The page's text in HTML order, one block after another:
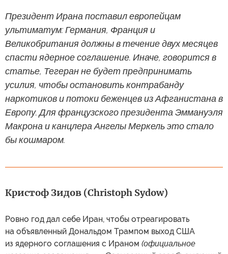
Президент Ирана поставил европейцам
ультиматум: Германия, Франция и
Великобритания должны в течение двух месяцев
спасти ядерное соглашение. Иначе, говорится в
статье, Тегеран не будет предпринимать
усилия, чтобы остановить контрабанду
наркотиков и потоки беженцев из Афганистана в
Европу. Для французского президента Эммануэля
Макрона и канцлера Ангелы Меркель это стало
бы кошмаром.
Кристоф Зидов (Christoph Sydow)
Ровно год дал себе Иран, чтобы отреагировать
на объявленный Дональдом Трампом выход США
из ядерного соглашения с Ираном (официальное